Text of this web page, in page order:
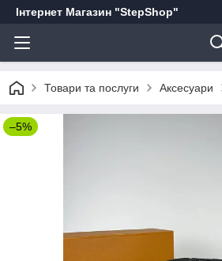
Інтернет Магазин "StepShop"
Товари та послуги Аксесуари
–5%